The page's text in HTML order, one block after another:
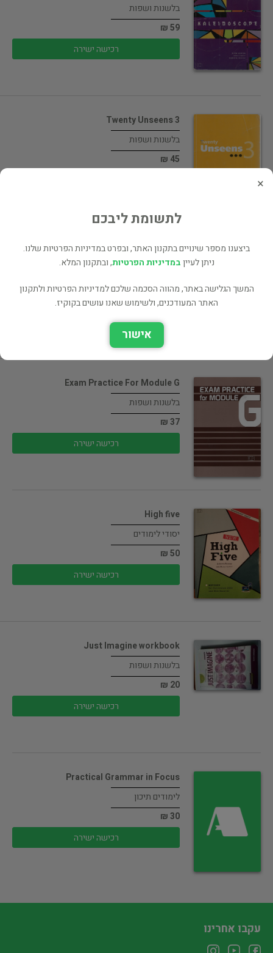
בלשנות ושפות
59 ₪
רכישה ישירה
Twenty Unseens 3
בלשנות ושפות
45 ₪
Practical Grammar In Focus
49 ₪
Exam Practice For Module G
בלשנות ושפות
37 ₪
רכישה ישירה
High five
יסודי לימודים
50 ₪
רכישה ישירה
Just Imagine workbook
בלשנות ושפות
20 ₪
רכישה ישירה
Practical Grammar in Focus
לימודים תיכון
30 ₪
רכישה ישירה
×
לתשומת ליבכם
ביצענו מספר שינויים בתקנון האתר, ובפרט במדיניות הפרטיות שלנו.
ניתן לעייןבמדיניות הפרטיות, ובתקנון המלא.
המשך הגלישה באתר, מהווה הסכמה שלכם למדיניות הפרטיות ולתקנון
האתר המעודכנים, ולשימוש שאנו עושים בקוקיז.
אישור
עקבו אחרינו